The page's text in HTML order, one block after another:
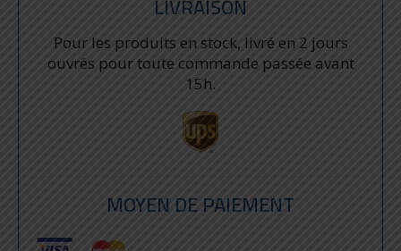
Pour les produits en stock, livré en 2 jours
ouvrés pour toute commande passée avant
15h.
MOYEN DE PAIEMENT